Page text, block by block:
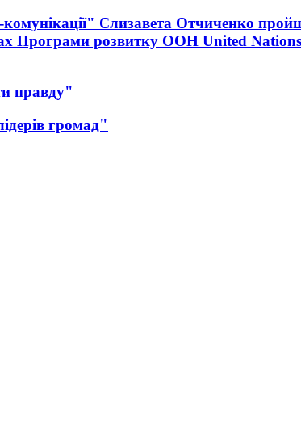
Єлизавета Отчиченко
Програми розвитку ООН United
правду"
громад"